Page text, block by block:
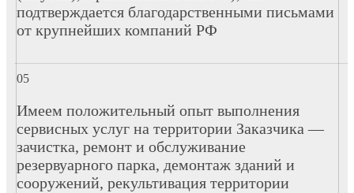
подтверждается благодарственными письмами
от крупнейших компаний РФ
Имеем положительный опыт выполнения
сервисных услуг на территории Заказчика —
зачистка, ремонт и обслуживание
резервуарного парка, демонтаж зданий и
сооружений, рекультивация территории